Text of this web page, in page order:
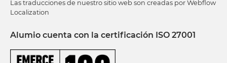
Las traducciones de nuestro sitio web son creadas por Webflow
Localization
Alumio cuenta con la certificación ISO 27001